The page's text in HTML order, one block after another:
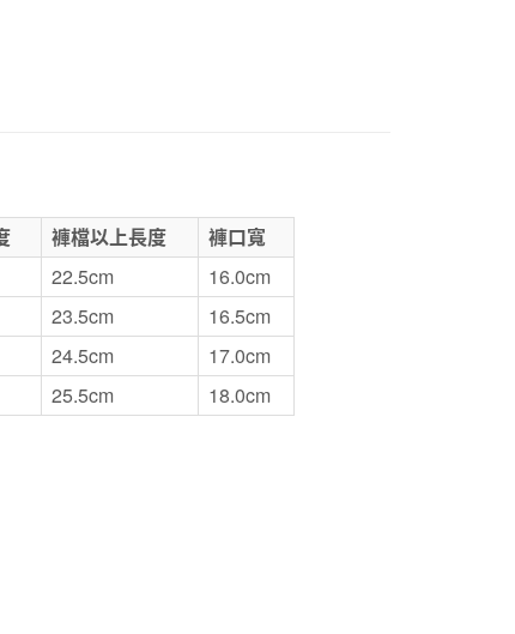
褲檔以上長度
褲口寬
22.5cm
16.0cm
23.5cm
16.5cm
24.5cm
17.0cm
25.5cm 18.0cm